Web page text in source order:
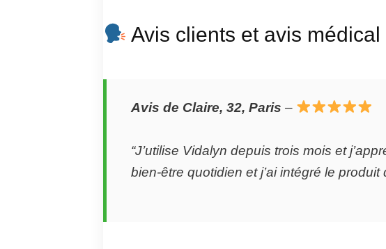
Avis clients et avis médical
Avis de Claire, 32, Paris –
“J’utilise Vidalyn depuis trois mois et
bien-être quotidien et j’ai intégré le